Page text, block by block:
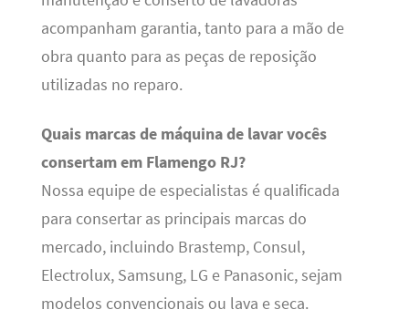
acompanham garantia, tanto para a mão de
obra quanto para as peças de reposição
utilizadas no reparo.
Quais marcas de máquina de lavar vocês
consertam em Flamengo RJ?
Nossa equipe de especialistas é qualificada
para consertar as principais marcas do
mercado, incluindo Brastemp, Consul,
Electrolux, Samsung, LG e Panasonic, sejam
modelos convencionais ou lava e seca.